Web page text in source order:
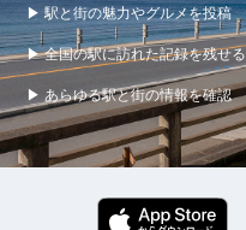
▶ 駅と街の魅力やグルメを投稿
▶ 全国の駅に訪れた記録を残せる
▶ あらゆる駅と街の情報を確認